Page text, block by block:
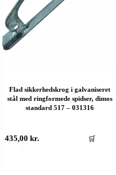
Flad sikkerhedskrog i galvaniseret
stål med ringformede spidser, dimos
standard 517 – 031316
435,00kr. 🛒